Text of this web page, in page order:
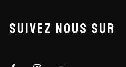
SUIVEZ NOUS SUR